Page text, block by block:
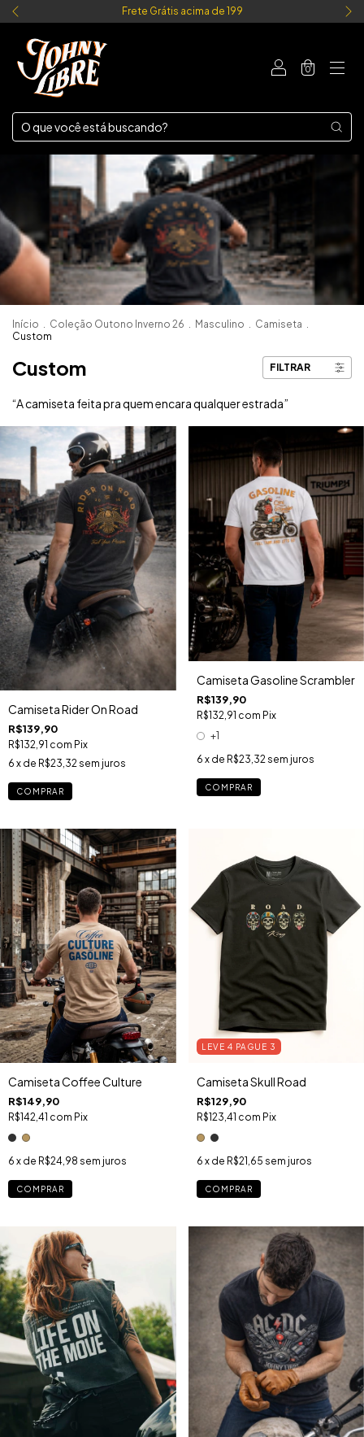
Frete Grátis acima de 199
0
Início . Coleção Outono Inverno 26 . Masculino . Camiseta .
Custom
Custom FILTRAR
“A camiseta feita pra quem encara qualquer estrada”
Camiseta Rider On Road
R$139,90
R$132,91 com Pix
6 x de R$23,32 sem juros
COMPRAR
Camiseta Gasoline Scrambler
R$139,90
R$132,91 com Pix
+1
6 x de R$23,32 sem juros
COMPRAR
Camiseta Coffee Culture
R$149,90
R$142,41 com Pix
6 x de R$24,98 sem juros
COMPRAR
LEVE 4 PAGUE 3
Camiseta Skull Road
R$129,90
R$123,41 com Pix
6 x de R$21,65 sem juros
COMPRAR